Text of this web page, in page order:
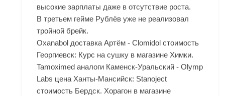
высокие зарплаты даже в отсутствие роста.
В третьем гейме Рублёв уже не реализовал
тройной брейк.
Oxanabol доставка Артём - Clomidol стоимость
Георгиевск: Курс на сушку в магазине Химки.
Tamoximed аналоги Каменск-Уральский - Olymp
Labs цена Ханты-Мансийск: Stanoject
стоимость Бердск. Хорагон в магазине